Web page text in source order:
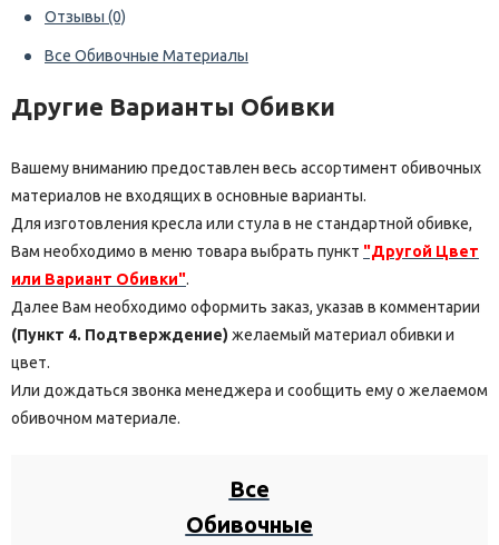
Отзывы (0)
Все Обивочные Материалы
Другие Варианты Обивки
Вашему вниманию предоставлен весь ассортимент обивочных
материалов не входящих в основные варианты.
Для изготовления кресла или стула в не стандартной обивке,
Вам необходимо в меню товара выбрать пункт "Другой Цвет
или Вариант Обивки".
Далее Вам необходимо оформить заказ, указав в комментарии
(Пункт 4. Подтверждение) желаемый материал обивки и
цвет.
Или дождаться звонка менеджера и сообщить ему о желаемом
обивочном материале.
Все
Обивочные